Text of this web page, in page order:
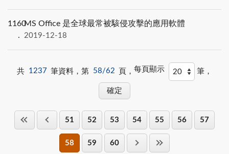
1160MS Office 是全球最常被駭侵攻擊的應用軟體
2019-12-18
共 1237 筆資料，第 58/62 頁， 每頁顯示 筆，
51 52 53 54 55 56 57
58 59 60